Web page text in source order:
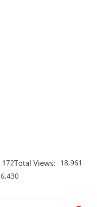
172Total Views: 18,961
6,430